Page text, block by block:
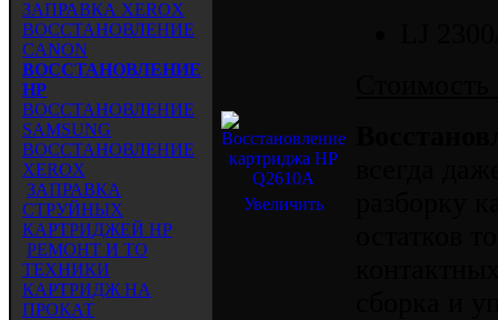
ЗАПРАВКА XEROX
ВОССТАНОВЛЕНИЕ
CANON
ВОССТАНОВЛЕНИЕ
HP
ВОССТАНОВЛЕНИЕ
SAMSUNG
ВОССТАНОВЛЕНИЕ
XEROX
ЗАПРАВКА
СТРУЙНЫХ
КАРТРИДЖЕЙ HP
РЕМОНТ И ТО
ТЕХНИКИ
КАРТРИДЖ НА
ПРОКАТ
Увеличить